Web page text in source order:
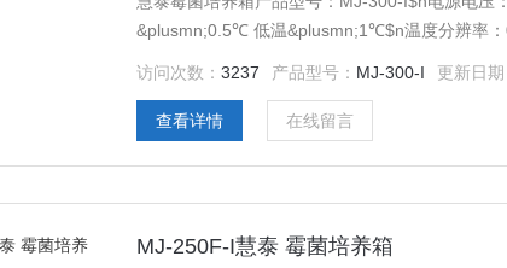
&plusmn;0.5℃ 低温&plusmn;1℃$n温度分辨率
访问次数：3237 产品型号： MJ-300-I 更新日期
查看详情 在线留言
MJ-250F-I慧泰 霉菌培养箱